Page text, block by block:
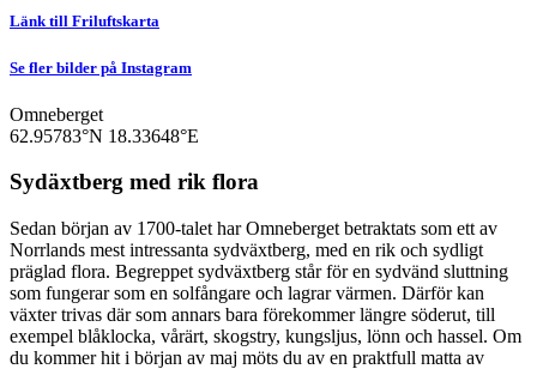
Länk till Friluftskarta
Se fler bilder på Instagram
Omneberget
62.95783°N 18.33648°E
Sydäxtberg med rik flora
Sedan början av 1700-talet har Omneberget betraktats som ett av
Norrlands mest intressanta sydväxtberg, med en rik och sydligt
präglad flora. Begreppet sydväxtberg står för en sydvänd sluttning
som fungerar som en solfångare och lagrar värmen. Därför kan
växter trivas där som annars bara förekommer längre söderut, till
exempel blåklocka, vårärt, skogstry, kungsljus, lönn och hassel. Om
du kommer hit i början av maj möts du av en praktfull matta av